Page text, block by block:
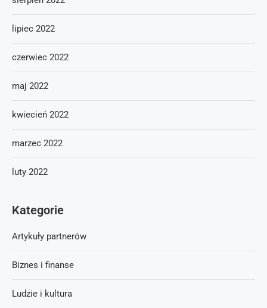
lipiec 2022
czerwiec 2022
maj 2022
kwiecień 2022
marzec 2022
luty 2022
Kategorie
Artykuły partnerów
Biznes i finanse
Ludzie i kultura